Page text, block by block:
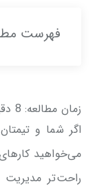
فهرست
زمان مطالعه: 8
اگر شما و
می‌خواهید
راحت‌تر مدیریت